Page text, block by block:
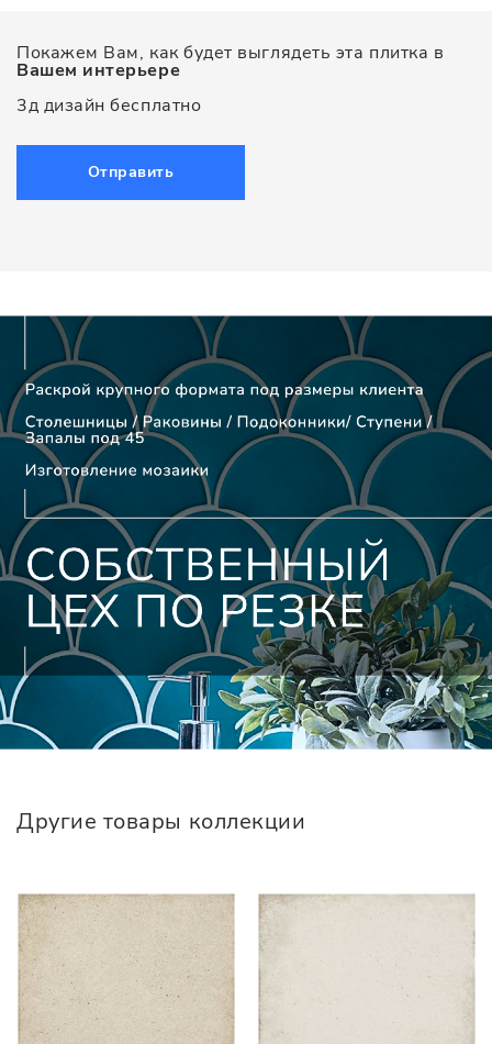
Покажем Вам, как будет выглядеть эта плитка в
Вашем интерьере
3д дизайн бесплатно
Отправить
Другие товары коллекции